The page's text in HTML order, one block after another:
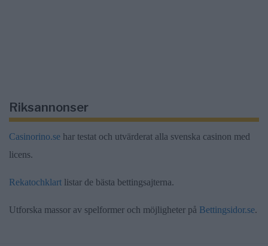
Riksannonser
Casinorino.se har testat och utvärderat alla svenska casinon med
licens.
Rekatochklart listar de bästa bettingsajterna.
Utforska massor av spelformer och möjligheter på Bettingsidor.se.